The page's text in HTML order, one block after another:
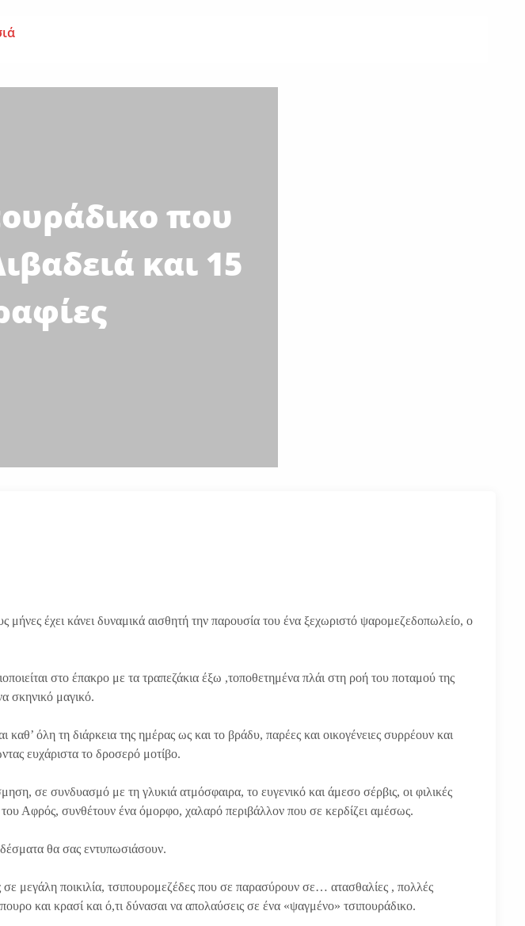
που
και 15
μήνες έχει κάνει δυναμικά αισθητή την παρουσία του ένα ξεχωριστό ψαρομεζεδοπωλείο, ο
στο έπακρο με τα τραπεζάκια έξω ,τοποθετημένα πλάι στη ροή του ποταμού της
σκηνικό μαγικό.
όλη τη διάρκεια της ημέρας ως και το βράδυ, παρέες και οικογένειες συρρέουν και
ευχάριστα το δροσερό μοτίβο.
σε συνδυασμό με τη γλυκιά ατμόσφαιρα, το ευγενικό και άμεσο σέρβις, οι φιλικές
του Αφρός, συνθέτουν ένα όμορφο, χαλαρό περιβάλλον που σε κερδίζει αμέσως.
θα σας εντυπωσιάσουν.
μεγάλη ποικιλία, τσιπουρομεζέδες που σε παρασύρουν σε… ατασθαλίες , πολλές
και κρασί και ό,τι δύνασαι να απολαύσεις σε ένα «ψαγμένο» τσιπουράδικο.